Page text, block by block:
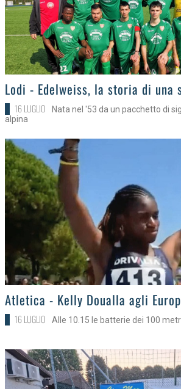
>Lodi - Edelweiss, la storia di una
16 LUGLIO
Nata nel '53 da un pacchetto di
alpina
>
Atletica - Kelly Doualla agli
16 LUGLIO Alle 10.15 le batterie dei 100